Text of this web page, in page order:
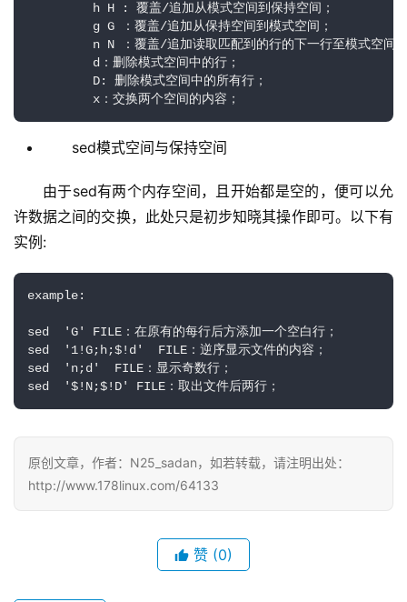
h H : 覆盖/追加从模式空间到保持空间；
g G ：覆盖/追加从保持空间到模式空间；
n N ：覆盖/追加读取匹配到的行的下一行至模式空间
d：删除模式空间中的行；
D: 删除模式空间中的所有行；
x：交换两个空间的内容；
sed模式空间与保持空间
由于sed有两个内存空间，且开始都是空的，便可以允
许数据之间的交换，此处只是初步知晓其操作即可。以下有
实例:
example:
sed  'G' FILE：在原有的每行后方添加一个空白行；
sed  '1!G;h;$!d'  FILE：逆序显示文件的内容；
sed  'n;d'  FILE：显示奇数行；
sed  '$!N;$!D' FILE：取出文件后两行；
原创文章，作者：N25_sadan，如若转载，请注明出处：
http://www.178linux.com/64133
赞 (0)